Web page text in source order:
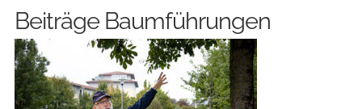
Beiträge Baumführungen